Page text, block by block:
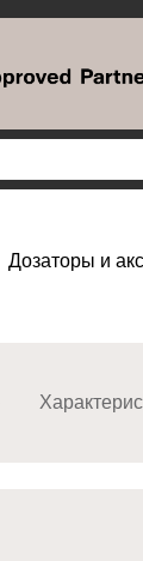
Дозаторы и